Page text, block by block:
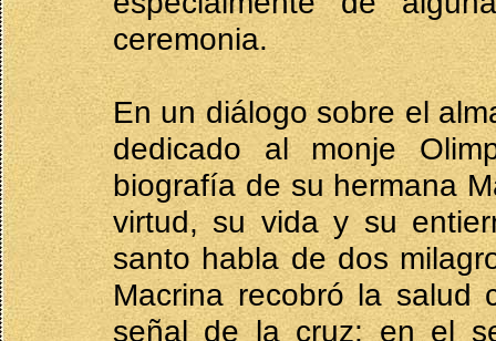
ceremonia.
En un diálogo sobre el
dedicado al monje
biografía de su hermana
virtud, su vida y su
santo habla de dos
Macrina recobró la salud
señal de la cruz; en el